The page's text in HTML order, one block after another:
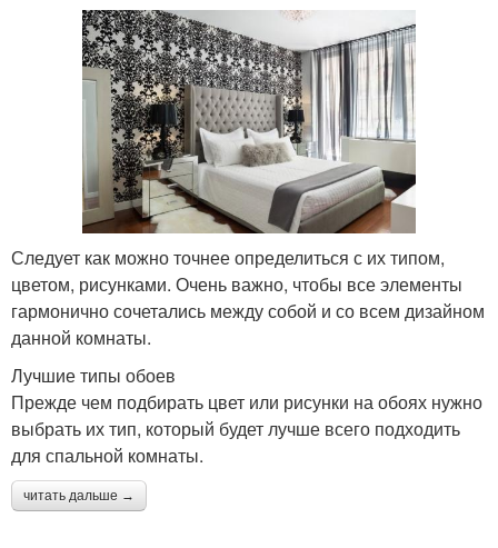
Следует как можно точнее определиться с их типом,
цветом, рисунками. Очень важно, чтобы все элементы
гармонично сочетались между собой и со всем дизайном
данной комнаты.
Лучшие типы обоев
Прежде чем подбирать цвет или рисунки на обоях нужно
выбрать их тип, который будет лучше всего подходить
для спальной комнаты.
читать дальше →